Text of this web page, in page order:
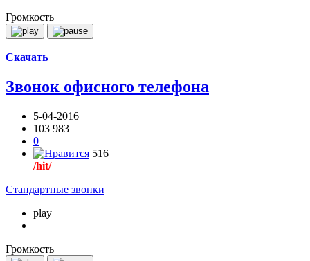
Громкость
Скачать
Звонок офисного телефона
5-04-2016
103 983
0
516
/hit/
Стандартные звонки
play
Громкость